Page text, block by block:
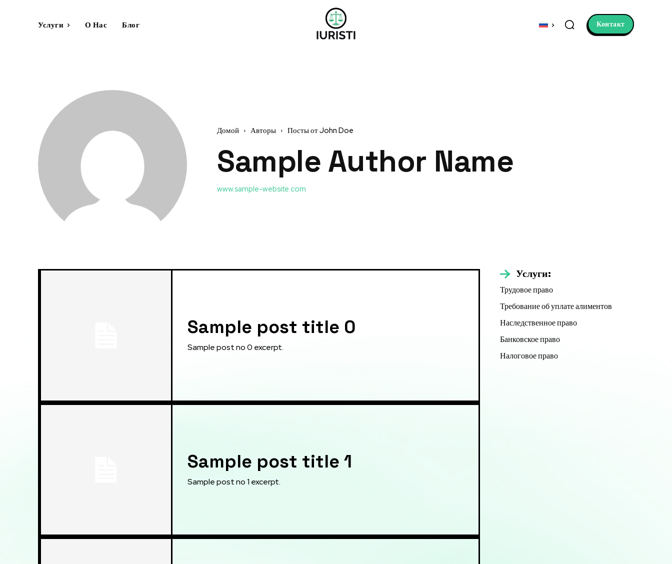
Услуги О Нас Блог Контакт
Домой Авторы Посты от John Doe
Sample Author Name
www.sample-website.com
Sample post title 0
Sample post no 0 excerpt.
Sample post title 1
Sample post no 1 excerpt.
Услуги:
Трудовое право
Требование об уплате алиментов
Наследственное право
Банковское право
Налоговое право